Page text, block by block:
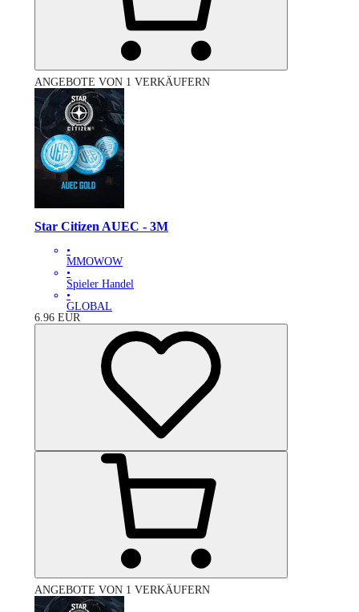
ANGEBOTE VON 1 VERKÄUFERN
Star Citizen AUEC - 3M
•
MMOWOW
•
Spieler Handel
•
GLOBAL
6.96 EUR
ANGEBOTE VON 1 VERKÄUFERN